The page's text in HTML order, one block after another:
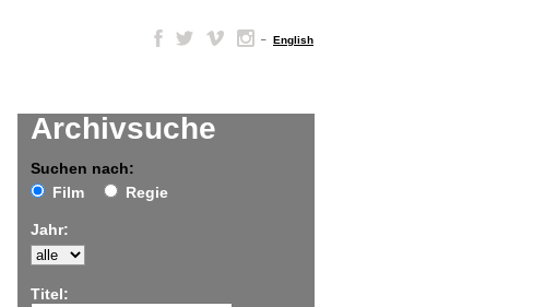
– English
Archivsuche
Suchen nach:
Film
Regie
Jahr:
Titel: